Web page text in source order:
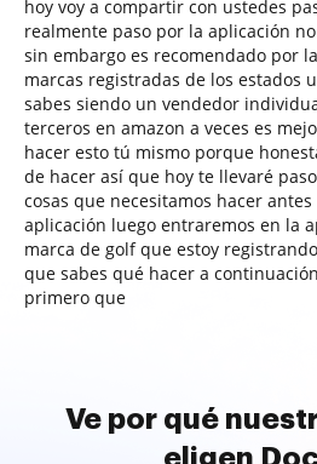
hoy voy a compartir con ustedes
realmente paso por la aplicación
sin embargo es recomendado por
marcas registradas de los estados
sabes siendo un vendedor
terceros en amazon a veces es
hacer esto tú mismo porque
de hacer así que hoy te llevaré
cosas que necesitamos hacer
aplicación luego entraremos en la
marca de golf que estoy
que sabes qué hacer a
primero que
Ve por qué
eligen